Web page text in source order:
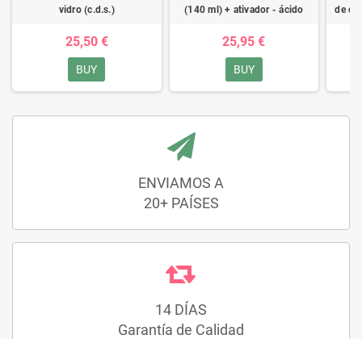
vidro (c.d.s.)
25,50 €
BUY
(140 ml) + ativador - ácido
25,95 €
BUY
de
ENVIAMOS A
20+ PAÍSES
14 DÍAS
Garantía de Calidad